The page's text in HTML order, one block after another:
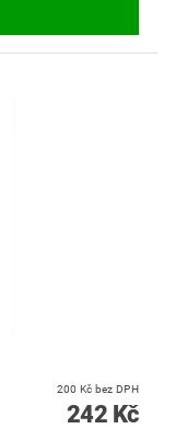
200 Kč bez DPH
242 Kč